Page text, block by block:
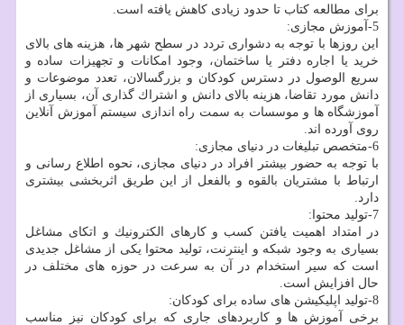
برای مطالعه كتاب تا حدود زیادی كاهش یافته است.
5-آموزش مجازی:
این روزها با توجه به دشواری تردد در سطح شهر ها، هزینه های بالای
خرید یا اجاره دفتر یا ساختمان، وجود امكانات و تجهیزات ساده و
سریع الوصول در دسترس كودكان و بزرگسالان، تعدد موضوعات و
دانش مورد تقاضا، هزینه بالای دانش و اشتراك گذاری آن، بسیاری از
آموزشگاه ها و موسسات به سمت راه اندازی سیستم آموزش آنلاین
روی آورده اند.
6-متخصص تبلیغات در دنیای مجازی:
با توجه به حضور بیشتر افراد در دنیای مجازی، نحوه اطلاع رسانی و
ارتباط با مشتریان بالقوه و بالفعل از این طریق اثربخشی بیشتری
دارد.
7-تولید محتوا:
در امتداد اهمیت یافتن كسب و كارهای الكترونیك و اتكای مشاغل
بسیاری به وجود شبكه و اینترنت، تولید محتوا یكی از مشاغل جدیدی
است كه سیر استخدام در آن به سرعت در حوزه های مختلف در
حال افزایش است.
8-تولید اپلیكیشن های ساده برای كودكان:
برخی آموزش ها و كاربردهای جاری كه برای كودكان نیز مناسب